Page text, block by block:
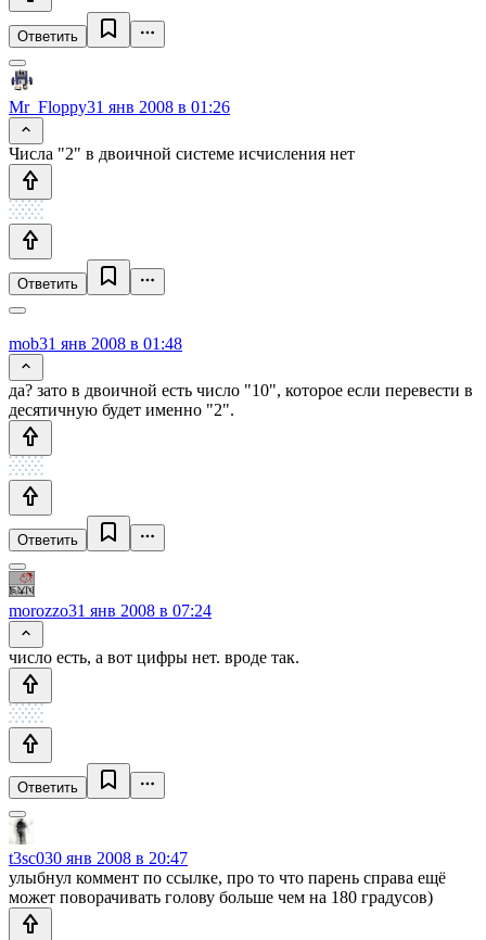
Ответить
Mr_Floppy31 янв 2008 в 01:26
Числа "2" в двоичной системе исчисления нет
Ответить
mob31 янв 2008 в 01:48
да? зато в двоичной есть число "10", которое если перевести в
десятичную будет именно "2".
Ответить
morozzo31 янв 2008 в 07:24
число есть, а вот цифры нет. вроде так.
Ответить
t3sc030 янв 2008 в 20:47
улыбнул коммент по ссылке, про то что парень справа ещё
может поворачивать голову больше чем на 180 градусов)